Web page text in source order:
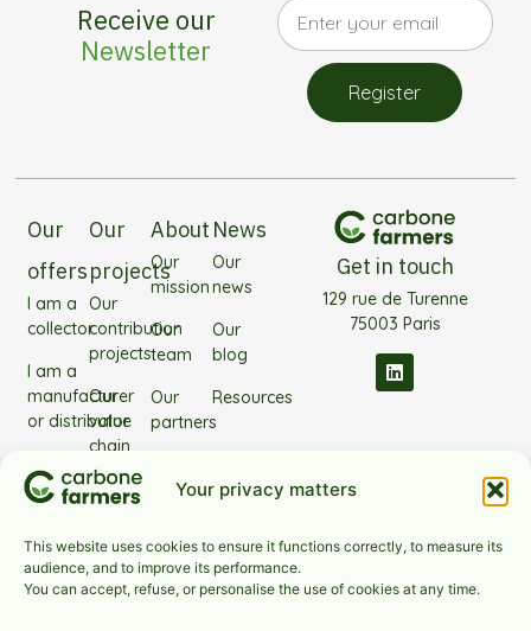
Your privacy matters
This website uses cookies to ensure it functions correctly, to measure its
audience, and to improve its performance.
You can accept, refuse, or personalise the use of cookies at any time.
Receive our
Newsletter
Register
Get in touch
129 rue de Turenne
75003 Paris
Our
offers
I am a
collector
I am a
manufacturer
or distributor
investing
Our
projects
Our
contribution
projects
Our
value
chain
projects
technology
Our
About
Our
mission
Our
team
Our
partners
Asked
News
Our
news
Our
blog
Resources